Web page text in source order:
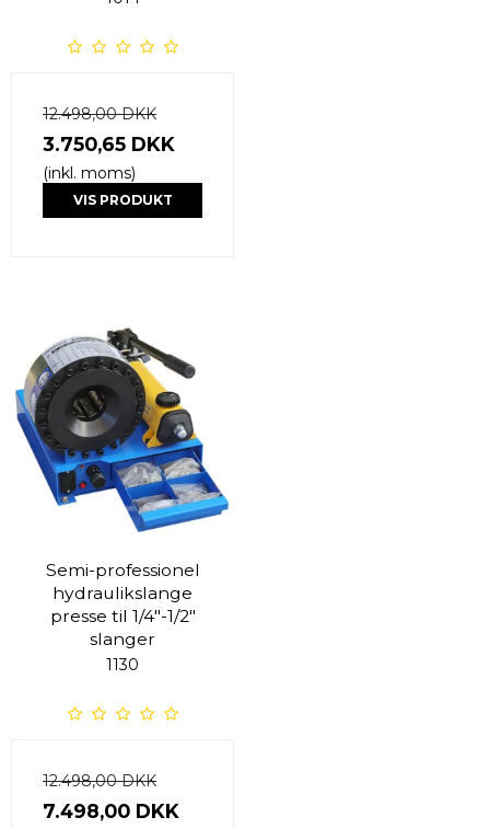
12.498,00 DKK
3.750,65 DKK
(inkl. moms)
VIS PRODUKT
Semi-professionel
hydraulikslange
presse til 1/4"-1/2"
slanger
1130
12.498,00 DKK
7.498,00 DKK